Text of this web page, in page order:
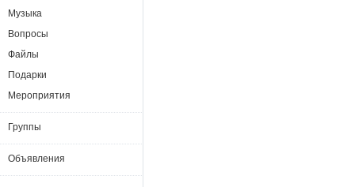
Музыка
Вопросы
Файлы
Подарки
Мероприятия
Группы
Объявления